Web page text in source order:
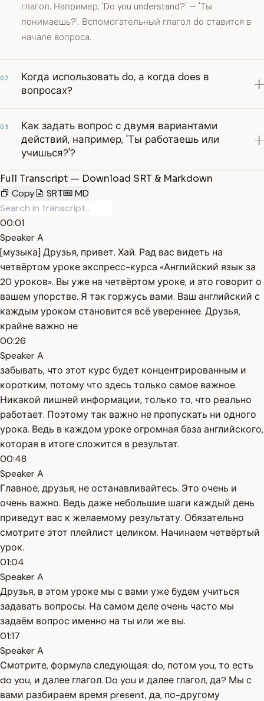
глагол. Например, 'Do you understand?' — 'Ты
понимаешь?'. Вспомогательный глагол do ставится в
начале вопроса.
02
Когда использовать do, а когда does в
вопросах?
03
Как задать вопрос с двумя вариантами
действий, например, 'Ты работаешь или
учишься?'?
Full Transcript — Download SRT & Markdown
Copy
SRT MD
00:01
Speaker A
[музыка] Друзья, привет. Хай. Рад вас видеть на
четвёртом уроке экспресс-курса «Английский язык за
20 уроков». Вы уже на четвёртом уроке, и это говорит о
вашем упорстве. Я так горжусь вами. Ваш английский с
каждым уроком становится всё увереннее. Друзья,
крайне важно не
00:26
Speaker A
забывать, что этот курс будет концентрированным и
коротким, потому что здесь только самое важное.
Никакой лишней информации, только то, что реально
работает. Поэтому так важно не пропускать ни одного
урока. Ведь в каждом уроке огромная база английского,
которая в итоге сложится в результат.
00:48
Speaker A
Главное, друзья, не останавливайтесь. Это очень и
очень важно. Ведь даже небольшие шаги каждый день
приведут вас к желаемому результату. Обязательно
смотрите этот плейлист целиком. Начинаем четвёртый
урок.
01:04
Speaker A
Друзья, в этом уроке мы с вами уже будем учиться
задавать вопросы. На самом деле очень часто мы
задаём вопрос именно на ты или же вы.
01:17
Speaker A
Смотрите, формула следующая: do, потом you, то есть
do you, и далее глагол. Do you и далее глагол, да? Мы с
вами разбираем время present, да, по-другому